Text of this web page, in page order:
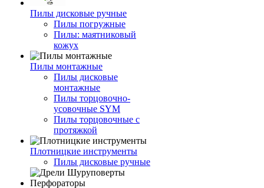
Пилы дисковые ручные
Пилы погружные
Пилы: маятниковый
кожух
Пилы монтажные
Пилы дисковые
монтажные
Пилы торцовочно-
усовочные SYM
Пилы торцовочные с
протяжкой
Плотницкие инструменты
Пилы дисковые ручные